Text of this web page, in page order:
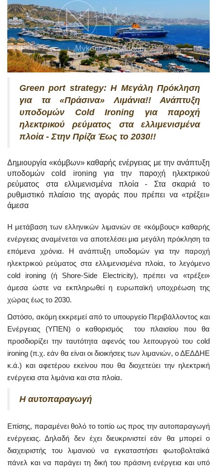
Green port strategy: Η Μεγάλη Πρόκληση
για τα «Πράσινα» Λιμάνια!! Ανάπτυξη
υποδομών Cold Ironing για παροχή
ηλεκτρικού ρεύματος στα ελλιμενισμένα
πλοία - Στην Πρίζα Έως το 2030!!
Δημιουργία «κόμβων» καθαρής ενέργειας με την ανάπτυξη
υποδομών cold ironing για την παροχή ηλεκτρικού
ρεύματος στα ελλιμενισμένα πλοία - Στα σκαριά το
ρυθμιστικό πλαίσιο της αγοράς που πρέπει να «τρέξει»
άμεσα
Η μετάβαση των ελληνικών λιμανιών σε «κόμβους» καθαρής
ενέργειας αναμένεται να αποτελέσει μια μεγάλη πρόκληση τα
επόμενα χρόνια. Η ανάπτυξη υποδομών για την παροχή
ηλεκτρικού ρεύματος στα ελλιμενισμένα πλοία, το λεγόμενο
cold ironing (ή Shore-Side Electricity), πρέπει να «τρέξει»
άμεσα ώστε να εκπληρωθεί η ευρωπαϊκή υποχρέωση της
χώρας έως το 2030.
Ωστόσο, ακόμη εκκρεμεί από το υπουργείο Περιβάλλοντος και
Ενέργειας (ΥΠΕΝ) ο καθορισμός του πλαισίου που θα
προσδιορίζει την ταυτότητα αφενός του λειτουργού του cold
ironing (π.χ. εάν θα είναι οι διοικήσεις των λιμανιών, ο ΔΕΔΔΗΕ
κ.ά.) και αφετέρου εκείνου που θα διοχετεύει την ηλεκτρική
ενέργεια στα λιμάνια και στα πλοία.
Η αυτοπαραγωγή
Επίσης, παραμένει θολό το τοπίο ως προς την αυτοπαραγωγή
ενέργειας. Δηλαδή δεν έχει διευκρινιστεί εάν θα μπορεί ο
διαχειριστής του λιμανιού να εγκαταστήσει φωτοβολταϊκά
πάνελ και να παράγει τη δική του πράσινη ενέργεια και υπό